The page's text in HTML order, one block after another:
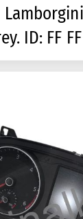
ID: FF